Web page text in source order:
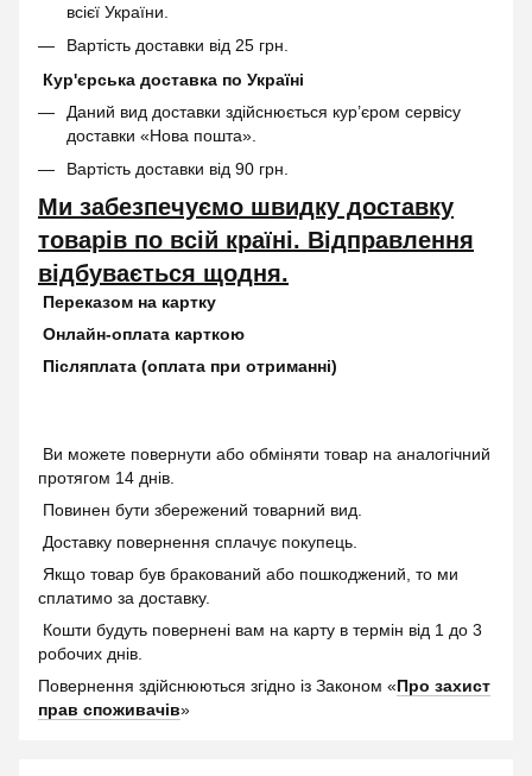
всієї України.
Вартість доставки від 25 грн.
Кур'єрська доставка по Україні
Даний вид доставки здійснюється кур’єром сервісу
доставки «Нова пошта».
Вартість доставки від 90 грн.
Ми забезпечуємо швидку доставку
товарів по всій країні. Відправлення
відбувається щодня.
Переказом на картку
Онлайн-оплата карткою
Післяплата (оплата при отриманні)
Ви можете повернути або обміняти товар на аналогічний
протягом 14 днів.
Повинен бути збережений товарний вид.
Доставку повернення сплачує покупець.
Якщо товар був бракований або пошкоджений, то ми
сплатимо за доставку.
Кошти будуть повернені вам на карту в термін від 1 до 3
робочих днів.
Повернення здійснюються згідно із Законом «Про захист
прав споживачів»